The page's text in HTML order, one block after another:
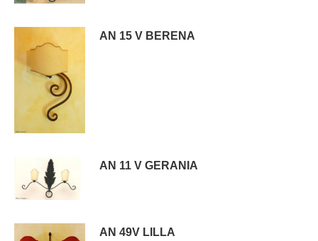
AN 15 V BERENA
AN 11 V GERANIA
AN 49V LILLA